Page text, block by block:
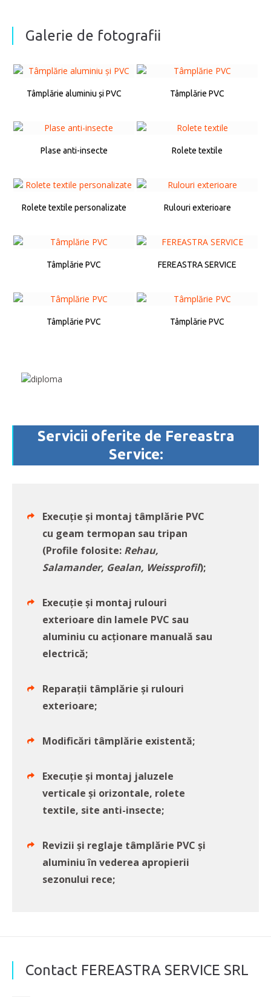
Galerie de fotografii
Tâmplărie aluminiu și PVC Tâmplărie PVC
Plase anti-insecte Rolete textile
Rolete textile personalizate Rulouri exterioare
Tâmplărie PVC FEREASTRA SERVICE
Tâmplărie PVC Tâmplărie PVC
Servicii oferite de Fereastra
Service:
Execuție și montaj tâmplărie PVC
cu geam termopan sau tripan
(Profile folosite: Rehau,
Salamander, Gealan, Weissprofil);
Execuție și montaj rulouri
exterioare din lamele PVC sau
aluminiu cu acționare manuală sau
electrică;
Reparații tâmplărie și rulouri
exterioare;
Modificări tâmplărie existentă;
Execuție și montaj jaluzele
verticale și orizontale, rolete
textile, site anti-insecte;
Revizii și reglaje tâmplărie PVC și
aluminiu în vederea apropierii
sezonului rece;
Contact FEREASTRA SERVICE SRL